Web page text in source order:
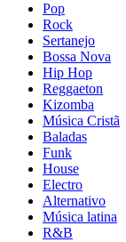
Pop
Rock
Sertanejo
Bossa Nova
Hip Hop
Reggaeton
Kizomba
Música Cristã
Baladas
Funk
House
Electro
Alternativo
Música latina
R&B